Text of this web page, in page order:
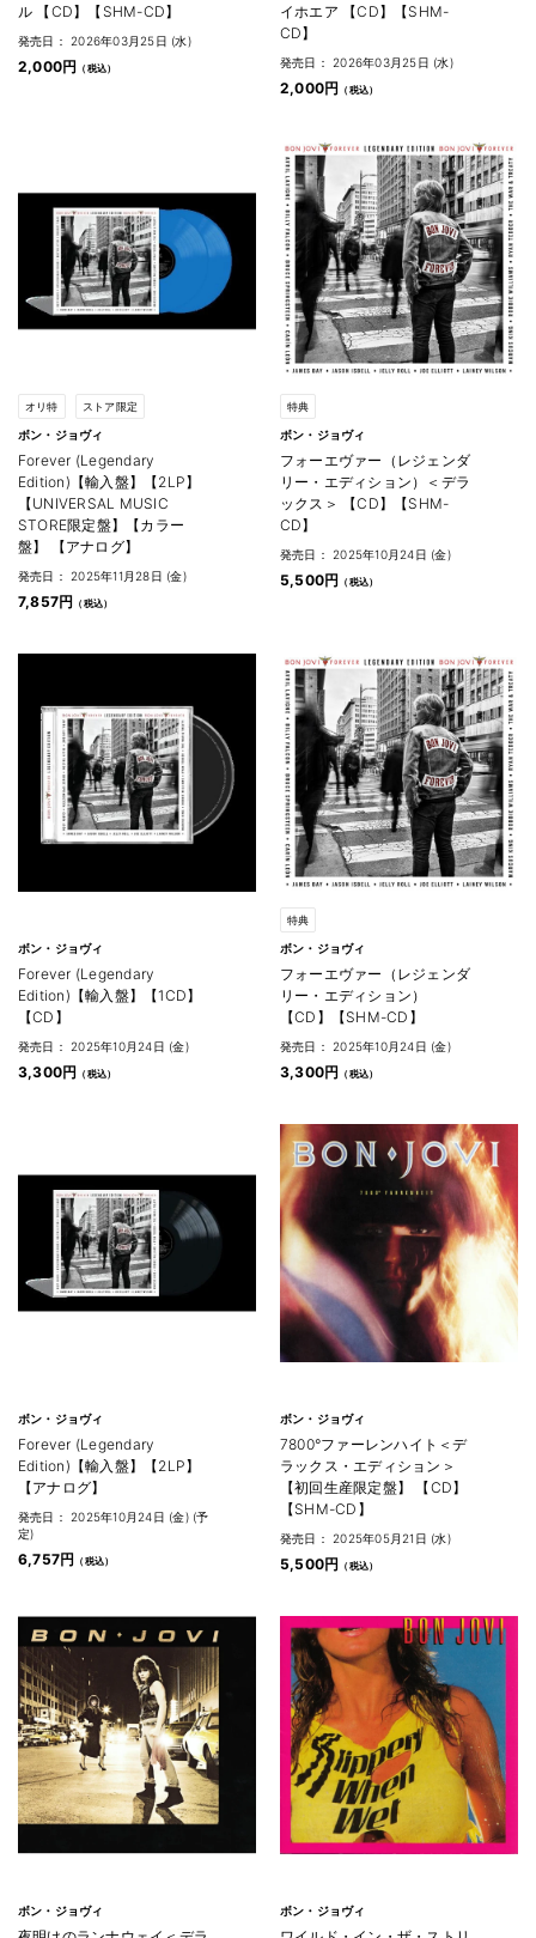
ル 【CD】【SHM-CD】
発売日： 2026年03月25日 (水)
2,000円
イホエア 【CD】【SHM-
CD】
発売日： 2026年03月25日 (水)
2,000円
オリ特 ストア限定
ボン・ジョヴィ
Forever (Legendary
Edition)【輸入盤】【2LP】
【UNIVERSAL MUSIC
STORE限定盤】【カラー
盤】 【アナログ】
発売日： 2025年11月28日 (金)
7,857円
特典
ボン・ジョヴィ
フォーエヴァー（レジェンダ
リー・エディション）＜デラ
ックス＞ 【CD】【SHM-
CD】
発売日： 2025年10月24日 (金)
5,500円
ボン・ジョヴィ
Forever (Legendary
Edition)【輸入盤】【1CD】
【CD】
発売日： 2025年10月24日 (金)
3,300円
特典
ボン・ジョヴィ
フォーエヴァー（レジェンダ
リー・エディション）
【CD】【SHM-CD】
発売日： 2025年10月24日 (金)
3,300円
ボン・ジョヴィ
Forever (Legendary
Edition)【輸入盤】【2LP】
【アナログ】
発売日： 2025年10月24日 (金) (予
定)
6,757円
ボン・ジョヴィ
7800°ファーレンハイト＜デ
ラックス・エディション＞
【初回生産限定盤】 【CD】
【SHM-CD】
発売日： 2025年05月21日 (水)
5,500円
ボン・ジョヴィ ボン・ジョヴィ